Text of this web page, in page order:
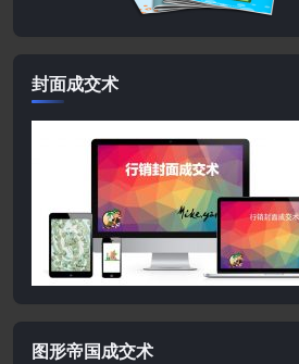
封面成交术
图形帝国成交术